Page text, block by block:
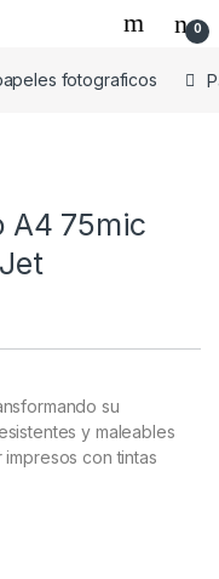
0
fotograficos
A4 75mic
su
y maleables
con tintas